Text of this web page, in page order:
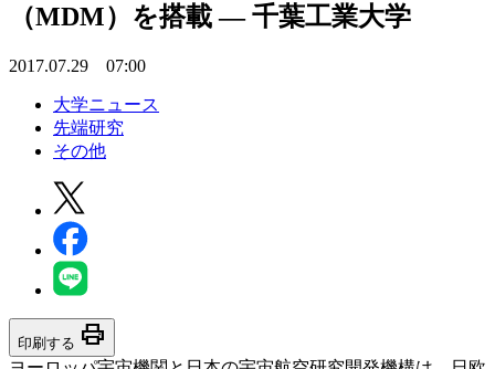
（MDM）を搭載 — 千葉工業大学
2017.07.29 07:00
大学ニュース
先端研究
その他
印刷する print